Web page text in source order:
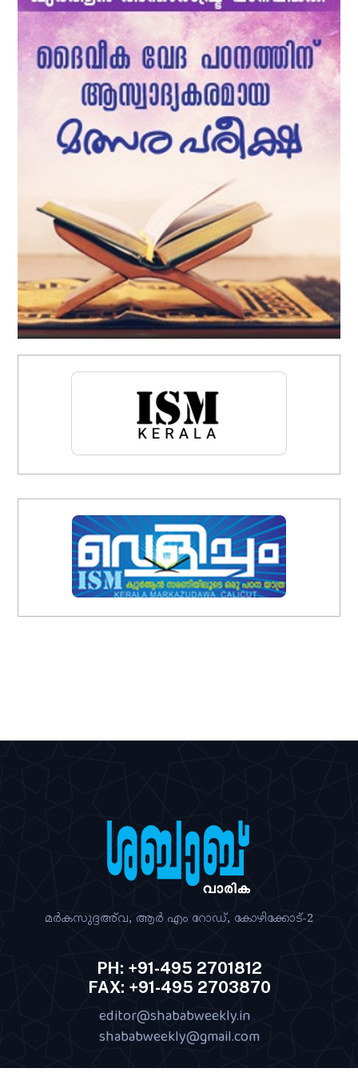
മര്‍കസുദ്ദഅ്‌വ, ആര്‍ എം റോഡ്‌, കോഴിക്കോട്‌-2
PH: +91-495 2701812
FAX: +91-495 2703870
editor@shababweekly.in
shababweekly@gmail.com
Terms of Use Privacy Policy Shipping Policy